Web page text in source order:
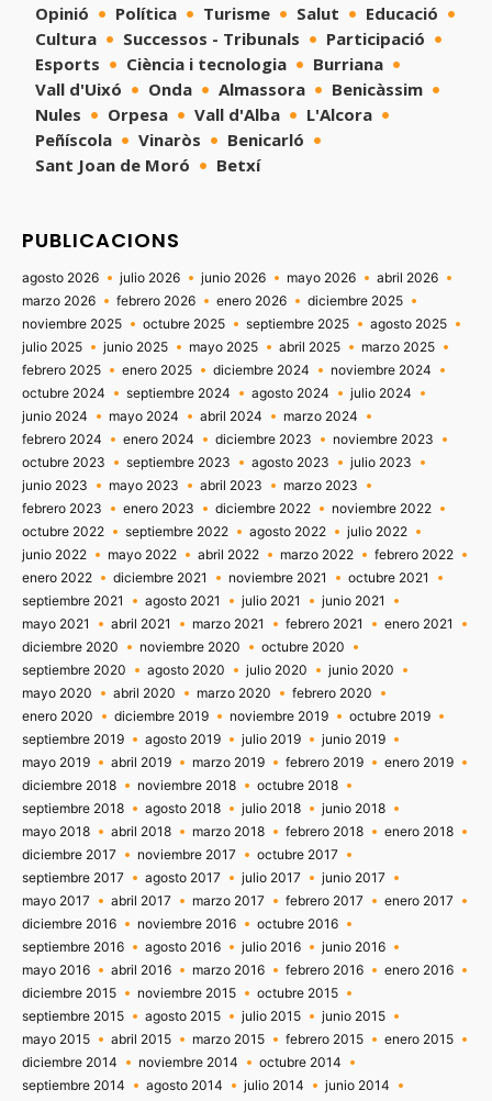
Opinió
Política Turisme Salut
Educació
Cultura
Successos - Tribunals
Participació
Esports
Ciència i tecnologia
Burriana
Vall d'Uixó
Onda Almassora
Benicàssim
Nules
Orpesa Vall d'Alba
L'Alcora
Peñíscola
Vinaròs
Benicarló
Sant Joan de Moró
Betxí
PUBLICACIONS
agosto 2026 julio 2026 junio 2026 mayo 2026
abril 2026
marzo 2026
febrero 2026 enero 2026
diciembre 2025
noviembre 2025
octubre 2025 septiembre 2025
agosto 2025
julio 2025
junio 2025 mayo 2025 abril 2025
marzo 2025
febrero 2025
enero 2025 diciembre 2024
noviembre 2024
octubre 2024
septiembre 2024 agosto 2024
julio 2024
junio 2024
mayo 2024 abril 2024
marzo 2024
febrero 2024
enero 2024 diciembre 2023
noviembre 2023
octubre 2023
septiembre 2023 agosto 2023
julio 2023
junio 2023
mayo 2023 abril 2023
marzo 2023
febrero 2023
enero 2023 diciembre 2022
noviembre 2022
octubre 2022
septiembre 2022 agosto 2022
julio 2022
junio 2022
mayo 2022 abril 2022 marzo 2022
febrero 2022
enero 2022
diciembre 2021 noviembre 2021
octubre 2021
septiembre 2021
agosto 2021 julio 2021
junio 2021
mayo 2021
abril 2021 marzo 2021 febrero 2021
enero 2021
diciembre 2020
noviembre 2020
octubre 2020
septiembre 2020
agosto 2020 julio 2020
junio 2020
mayo 2020
abril 2020 marzo 2020
febrero 2020
enero 2020
diciembre 2019 noviembre 2019
octubre 2019
septiembre 2019
agosto 2019 julio 2019
junio 2019
mayo 2019
abril 2019 marzo 2019 febrero 2019
enero 2019
diciembre 2018
noviembre 2018
octubre 2018
septiembre 2018
agosto 2018 julio 2018
junio 2018
mayo 2018
abril 2018 marzo 2018 febrero 2018
enero 2018
diciembre 2017
noviembre 2017
octubre 2017
septiembre 2017
agosto 2017 julio 2017
junio 2017
mayo 2017
abril 2017 marzo 2017 febrero 2017
enero 2017
diciembre 2016
noviembre 2016
octubre 2016
septiembre 2016
agosto 2016 julio 2016
junio 2016
mayo 2016
abril 2016 marzo 2016 febrero 2016
enero 2016
diciembre 2015
noviembre 2015
octubre 2015
septiembre 2015
agosto 2015 julio 2015
junio 2015
mayo 2015
abril 2015 marzo 2015 febrero 2015
enero 2015
diciembre 2014
noviembre 2014
octubre 2014
septiembre 2014
agosto 2014 julio 2014
junio 2014